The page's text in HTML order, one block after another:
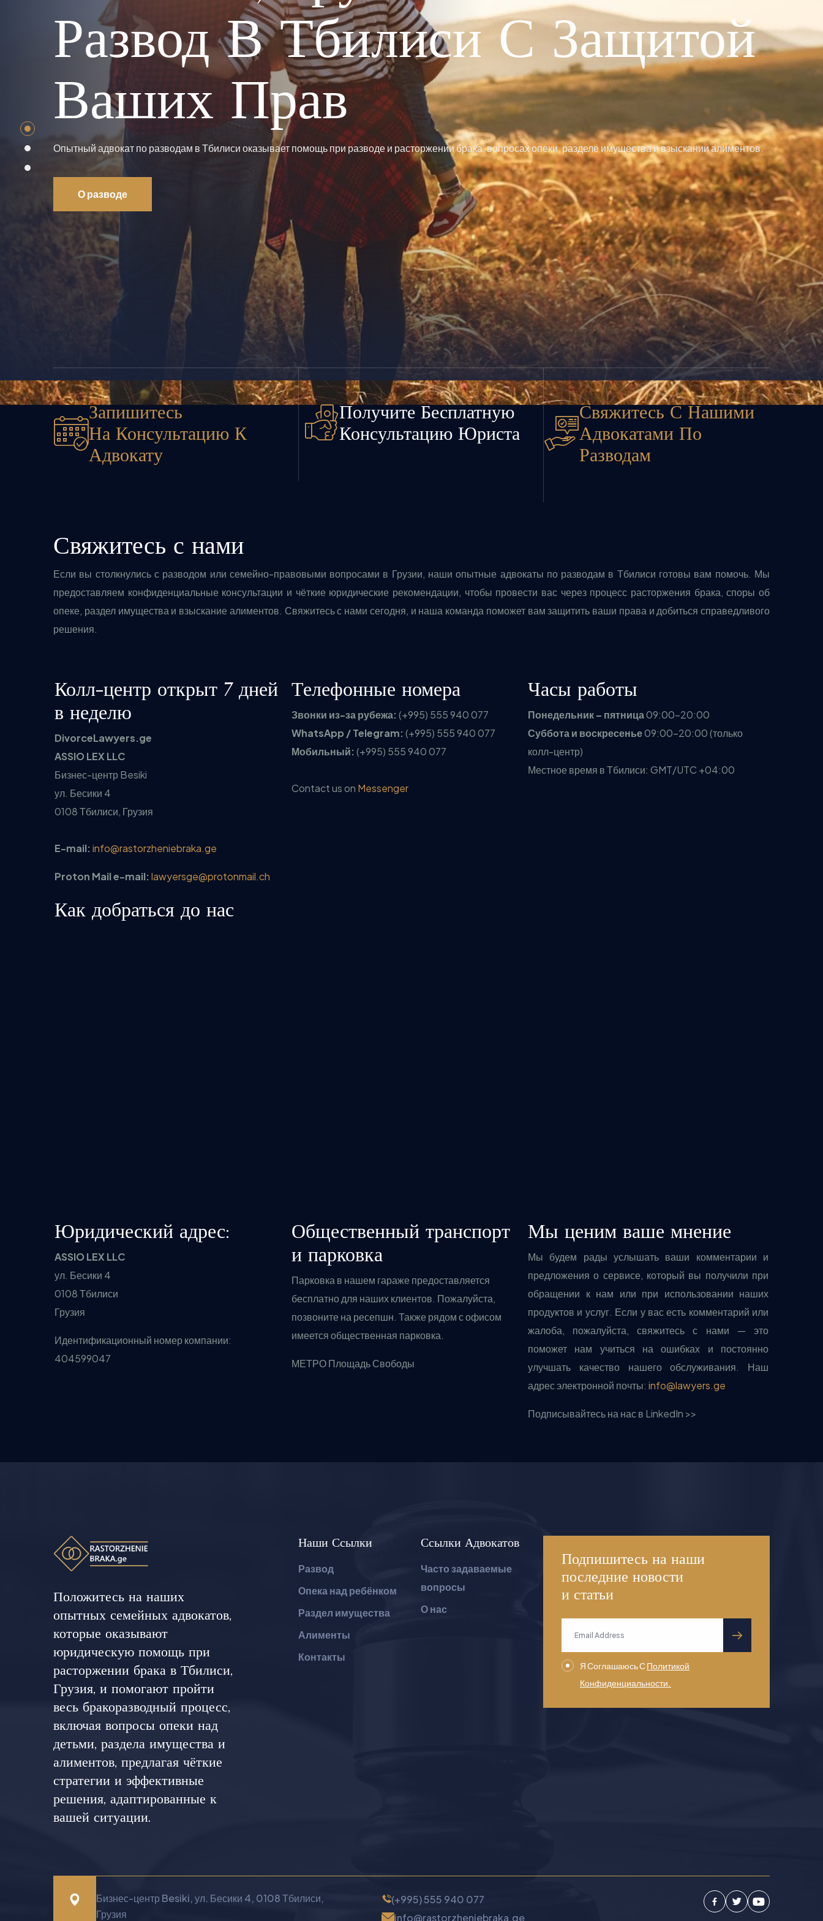
Развод В Тбилиси С Защитой
Ваших Прав
Опытный адвокат по разводам в Тбилиси оказывает помощь при разводе и расторжении брака, вопросах опеки, разделе имущества и взыскании алиментов.
О разводе
Запишитесь
На Консультацию К
Адвокату
Получите Бесплатную
Консультацию Юриста
Свяжитесь С Нашими
Адвокатами По
Разводам
Свяжитесь с нами
Если вы столкнулись с разводом или семейно-правовыми вопросами в Грузии, наши опытные адвокаты по разводам в Тбилиси готовы вам помочь. Мы
предоставляем конфиденциальные консультации и чёткие юридические рекомендации, чтобы провести вас через процесс расторжения брака, споры об
опеке, раздел имущества и взыскание алиментов. Свяжитесь с нами сегодня, и наша команда поможет вам защитить ваши права и добиться справедливого
решения.
Колл-центр открыт 7 дней
в неделю
DivorceLawyers.ge
ASSIO LEX LLC
Бизнес-центр Besiki
ул. Бесики 4
0108 Тбилиси, Грузия
E-mail: info@rastorzheniebraka.ge
Proton Mail e-mail: lawyersge@protonmail.ch
Телефонные номера
Звонки из-за рубежа: (+995) 555 940 077
WhatsApp / Telegram: (+995) 555 940 077
Мобильный: (+995) 555 940 077
Contact us on Messenger
Часы работы
Понедельник – пятница09:00–20:00
Суббота и воскресенье09:00–20:00 (только
колл-центр)
Местное время в Тбилиси: GMT/UTC +04:00
Как добраться до нас
Юридический адрес:
ASSIO LEX LLC
ул. Бесики 4
0108 Тбилиси
Грузия
Идентификационный номер компании:
404599047
Общественный транспорт
и парковка
Парковка в нашем гараже предоставляется
бесплатно для наших клиентов. Пожалуйста,
позвоните на ресепшн. Также рядом с офисом
имеется общественная парковка.
МЕТРО Площадь Свободы
Мы ценим ваше мнение
Мы будем рады услышать ваши комментарии и
предложения о сервисе, который вы получили при
обращении к нам или при использовании наших
продуктов и услуг. Если у вас есть комментарий или
жалоба, пожалуйста, свяжитесь с нами — это
поможет нам учиться на ошибках и постоянно
улучшать качество нашего обслуживания. Наш
адрес электронной почты: info@lawyers.ge
Подписывайтесь на нас в LinkedIn >>
Положитесь на наших
опытных семейных адвокатов,
которые оказывают
юридическую помощь при
расторжении брака в Тбилиси,
Грузия, и помогают пройти
весь бракоразводный процесс,
включая вопросы опеки над
детьми, раздела имущества и
алиментов, предлагая чёткие
стратегии и эффективные
решения, адаптированные к
вашей ситуации.
Наши Ссылки
Развод
Опека над ребёнком
Раздел имущества
Алименты
Контакты
Ссылки Адвокатов
Часто задаваемые
вопросы
О нас
Подпишитесь на наши
последние новости
и статьи
submit
Я Соглашаюсь СПолитикой
Конфиденциальности.
Бизнес-центр Besiki, ул. Бесики 4, 0108 Тбилиси,
Грузия
(+995) 555 940 077
info@rastorzheniebraka.ge
Facebook
TwitterYoutube